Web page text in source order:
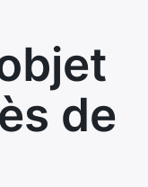
de